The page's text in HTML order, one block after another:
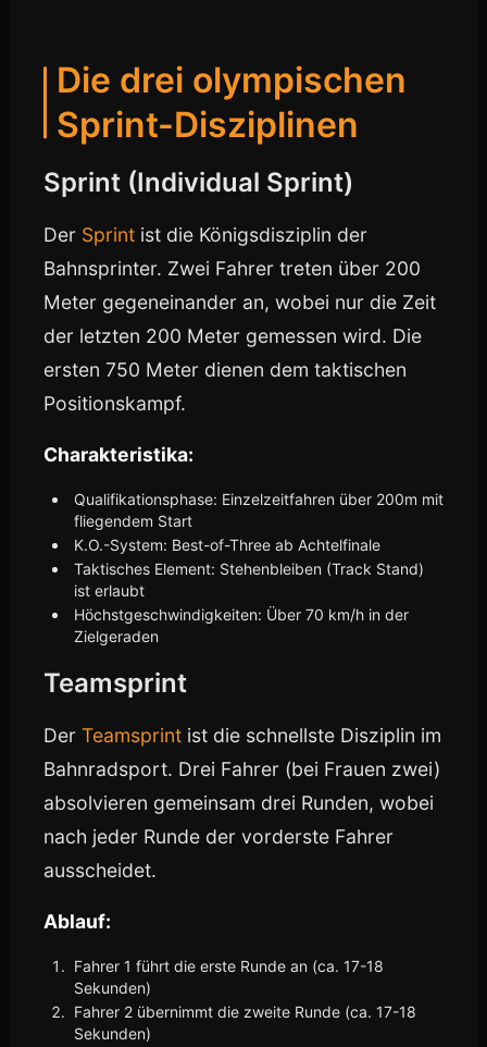
Die drei olympischen
Sprint-Disziplinen
Sprint (Individual Sprint)
Der Sprint ist die Königsdisziplin der
Bahnsprinter. Zwei Fahrer treten über 200
Meter gegeneinander an, wobei nur die Zeit
der letzten 200 Meter gemessen wird. Die
ersten 750 Meter dienen dem taktischen
Positionskampf.
Charakteristika:
Qualifikationsphase: Einzelzeitfahren über 200m mit
fliegendem Start
K.O.-System: Best-of-Three ab Achtelfinale
Taktisches Element: Stehenbleiben (Track Stand)
ist erlaubt
Höchstgeschwindigkeiten: Über 70 km/h in der
Zielgeraden
Teamsprint
Der Teamsprint ist die schnellste Disziplin im
Bahnradsport. Drei Fahrer (bei Frauen zwei)
absolvieren gemeinsam drei Runden, wobei
nach jeder Runde der vorderste Fahrer
ausscheidet.
Ablauf:
Fahrer 1 führt die erste Runde an (ca. 17-18
Sekunden)
Fahrer 2 übernimmt die zweite Runde (ca. 17-18
Sekunden)